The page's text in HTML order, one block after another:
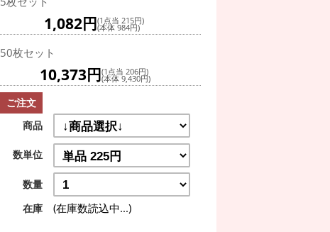
1,082円(1点当 215円)
(本体 984円)
50枚セット
10,373円(1点当 206円)
(本体 9,430円)
ご注文
商品
数単位
数量
在庫
(在庫数読込中...)